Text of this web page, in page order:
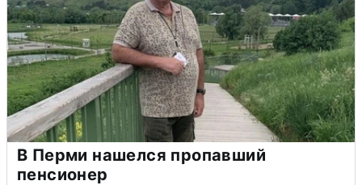
В Перми нашелся пропавший
пенсионер